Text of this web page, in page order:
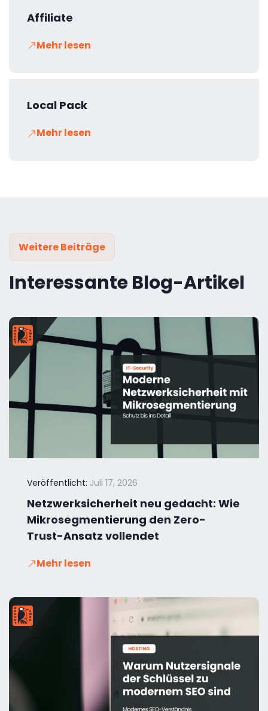
Affiliate
Mehr lesen
Local Pack
Mehr lesen
Weitere Beiträge
Interessante Blog-Artikel
Veröffentlicht: Juli 17, 2026
Netzwerksicherheit neu gedacht: Wie
Mikrosegmentierung den Zero-
Trust-Ansatz vollendet
Mehr lesen